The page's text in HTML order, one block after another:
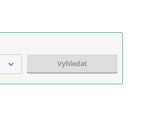
Vyhledat